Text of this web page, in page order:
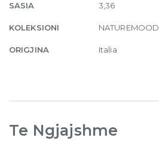
SASIA 3,36
KOLEKSIONI NATUREMOOD
ORIGJINA Italia
Te Ngjajshme